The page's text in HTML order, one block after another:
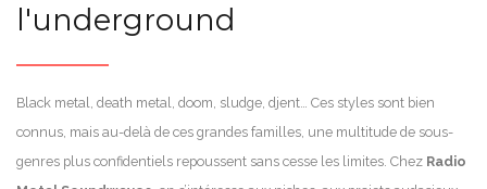
l'underground
Black metal, death metal, doom, sludge, djent… Ces styles sont bien
connus, mais au-delà de ces grandes familles, une multitude de sous-
genres plus confidentiels repoussent sans cesse les limites. Chez Radio